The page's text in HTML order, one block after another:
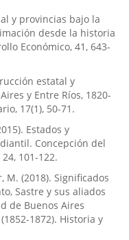
y provincias bajo la
desde la historia
Económico, 41, 643-
estatal y
y Entre Rí­os, 1820-
17(1), 50-71.
Estados y
Concepción del
101-122.
M. (2018). Significados
Sastre y sus aliados
de Buenos Aires
1872). Historia y